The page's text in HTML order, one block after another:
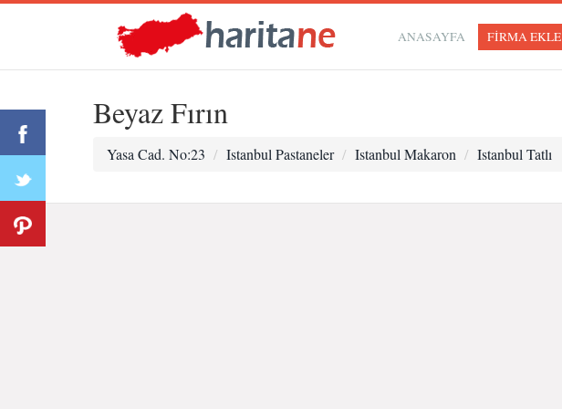
ANASAYFA FİRMA EKLE
Beyaz Fırın
Yasa Cad. No:23 Istanbul Pastaneler Istanbul Makaron Istanbul Tatlı